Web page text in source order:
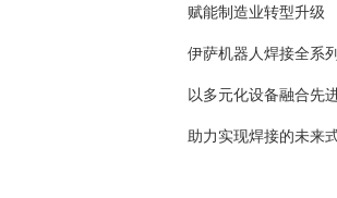
赋能制造业转型升级
伊萨机器人焊接全系
以多元化设备融合先
助力实现焊接的未来